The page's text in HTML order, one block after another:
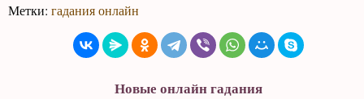
Метки:гадания онлайн
Новые онлайн гадания